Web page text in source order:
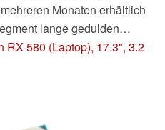
Monaten erhältlich
lange gedulden
Als erster Hersteller
Laptop mit 8-Kern-CPU
wird.
RX 580 (Laptop), 17.3", 3.2